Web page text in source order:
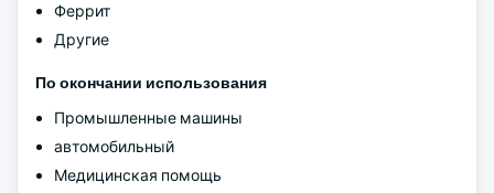
Феррит
Другие
По окончании использования
Промышленные машины
автомобильный
Медицинская помощь